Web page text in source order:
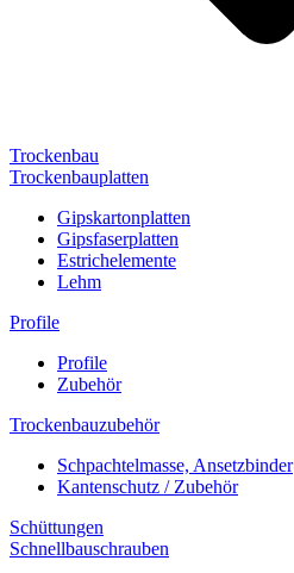
Trockenbau
Trockenbauplatten
Gipskartonplatten
Gipsfaserplatten
Estrichelemente
Lehm
Profile
Profile
Zubehör
Trockenbauzubehör
Schpachtelmasse, Ansetzbinder
Kantenschutz / Zubehör
Schüttungen
Schnellbauschrauben